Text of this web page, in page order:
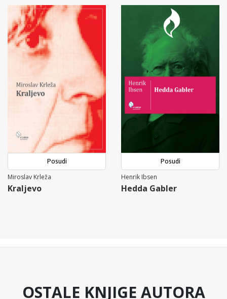
Posudi
Miroslav Krleža
Kraljevo
Posudi
Henrik Ibsen
Hedda Gabler
OSTALE KNJIGE AUTORA